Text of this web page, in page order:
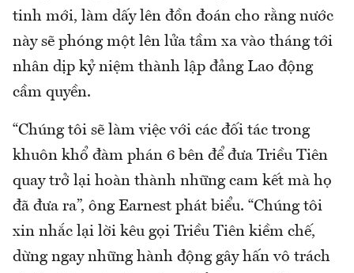
tinh mới, làm dấy lên đồn đoán cho rằng nước
này sẽ phóng một lên lửa tầm xa vào tháng tới
nhân dịp kỷ niệm thành lập đảng Lao động
cầm quyền.
“Chúng tôi sẽ làm việc với các đối tác trong
khuôn khổ đàm phán 6 bên để đưa Triều Tiên
quay trở lại hoàn thành những cam kết mà họ
đã đưa ra”, ông Earnest phát biểu. “Chúng tôi
xin nhắc lại lời kêu gọi Triều Tiên kiềm chế,
dừng ngay những hành động gây hấn vô trách